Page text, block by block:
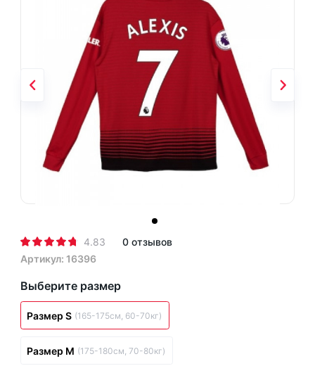
4.83
0 отзывов
Артикул: 16396
Выберите размер
Размер S (165-175см, 60-70кг)
Размер M (175-180см, 70-80кг)